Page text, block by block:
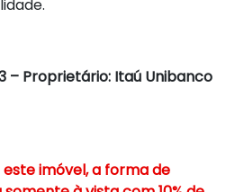
– Proprietário: Itaú Unibanco
imóvel, a forma de